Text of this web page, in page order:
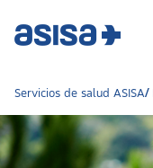
Servicios de salud ASISA